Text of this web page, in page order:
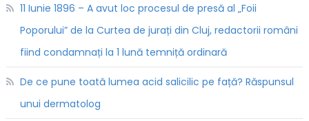
11 Iunie 1896 – A avut loc procesul de presă al „Foii
Poporului” de la Curtea de jurați din Cluj, redactorii români
fiind condamnați la 1 lună temniță ordinară
De ce pune toată lumea acid salicilic pe față? Răspunsul
unui dermatolog